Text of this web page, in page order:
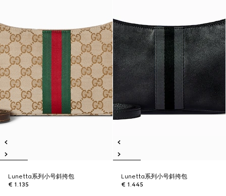
Lunetta系列小号斜挎包
€ 1.135
Lunetta系列小号斜挎包
€ 1.445